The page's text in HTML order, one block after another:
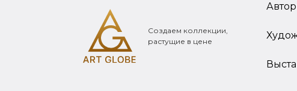
Создаем коллекции,
растущие в цене